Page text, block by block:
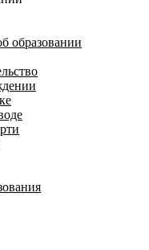
образовании